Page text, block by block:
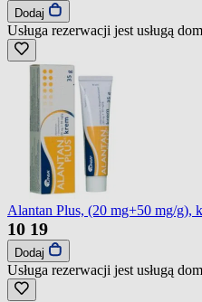
Dodaj
Usługa rezerwacji jest usługą
Alantan Plus, (20 mg+50 mg/g),
10 19
Dodaj
Usługa rezerwacji jest usługą